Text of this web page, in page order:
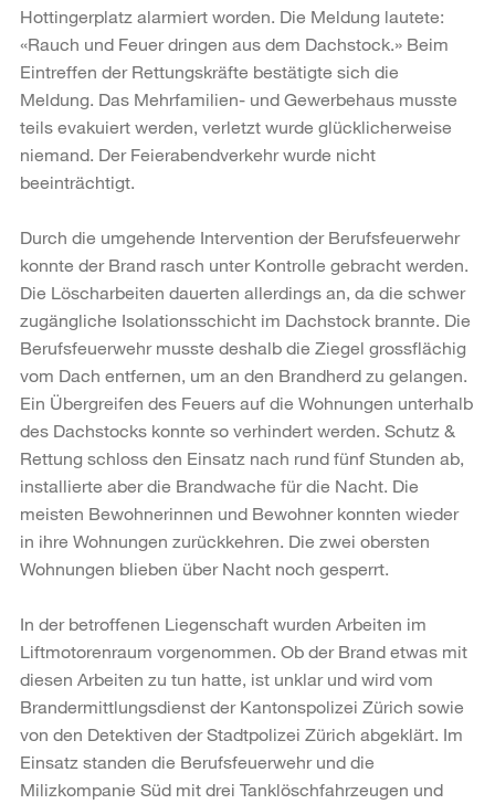
Hottingerplatz alarmiert worden. Die Meldung lautete:
«Rauch und Feuer dringen aus dem Dachstock.» Beim
Eintreffen der Rettungskräfte bestätigte sich die
Meldung. Das Mehrfamilien- und Gewerbehaus musste
teils evakuiert werden, verletzt wurde glücklicherweise
niemand. Der Feierabendverkehr wurde nicht
beeinträchtigt.
Durch die umgehende Intervention der Berufsfeuerwehr
konnte der Brand rasch unter Kontrolle gebracht werden.
Die Löscharbeiten dauerten allerdings an, da die schwer
zugängliche Isolationsschicht im Dachstock brannte. Die
Berufsfeuerwehr musste deshalb die Ziegel grossflächig
vom Dach entfernen, um an den Brandherd zu gelangen.
Ein Übergreifen des Feuers auf die Wohnungen unterhalb
des Dachstocks konnte so verhindert werden. Schutz &
Rettung schloss den Einsatz nach rund fünf Stunden ab,
installierte aber die Brandwache für die Nacht. Die
meisten Bewohnerinnen und Bewohner konnten wieder
in ihre Wohnungen zurückkehren. Die zwei obersten
Wohnungen blieben über Nacht noch gesperrt.
In der betroffenen Liegenschaft wurden Arbeiten im
Liftmotorenraum vorgenommen. Ob der Brand etwas mit
diesen Arbeiten zu tun hatte, ist unklar und wird vom
Brandermittlungsdienst der Kantonspolizei Zürich sowie
von den Detektiven der Stadtpolizei Zürich abgeklärt. Im
Einsatz standen die Berufsfeuerwehr und die
Milizkompanie Süd mit drei Tanklöschfahrzeugen und